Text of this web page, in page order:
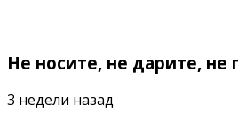
Не носите, не дарите, не
3 недели назад